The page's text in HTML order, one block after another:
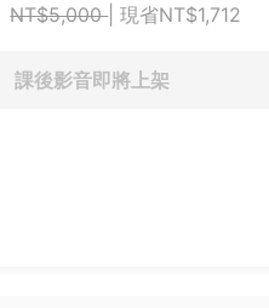
NT$5,000| 現省NT$1,712
課後影音即將上架